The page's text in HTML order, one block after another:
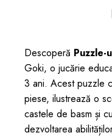
Descoperă Puzzle-
Goki, o jucărie
3 ani. Acest puzzle
piese, ilustrează o
castele de basm și
dezvoltarea